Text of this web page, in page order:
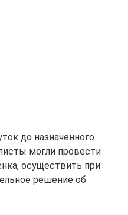
до назначенного
могли провести
осуществить при
решение об